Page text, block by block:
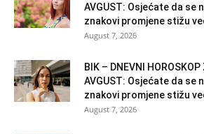
AVGUST: Osjećate da se
znakovi promjene stižu
August 7, 2026
BIK – DNEVNI HOROSKOP
AVGUST: Osjećate da se
znakovi promjene stižu
August 7, 2026